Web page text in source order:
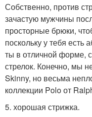
Собственно, против
зачастую мужчины
просторные брюки,
поскольку у тебя есть
ты в отличной форме,
стрелок. Конечно, мы
Skinny, но весьма
коллекции Polo от
5. хорошая стрижка.